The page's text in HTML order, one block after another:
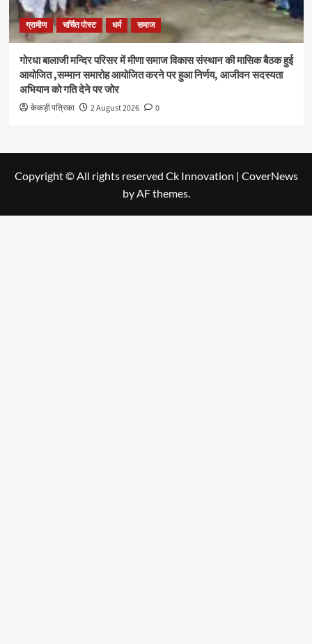
ग्रामीण चर्चित पोस्ट धर्म समाज
गोरधा बालाजी मन्दिर परिसर में मीणा समाज विकास संस्थान की मासिक बैठक हुई
आयोजित ,सम्मान समारोह आयोजित करने पर हुआ निर्णय, आजीवन सदस्यता
अभियान को गति देने पर जोर
केकड़ी पत्रिका 2 August 2026 0
Copyright © All rights reserved Ck Innovation | CoverNews
by AF themes.